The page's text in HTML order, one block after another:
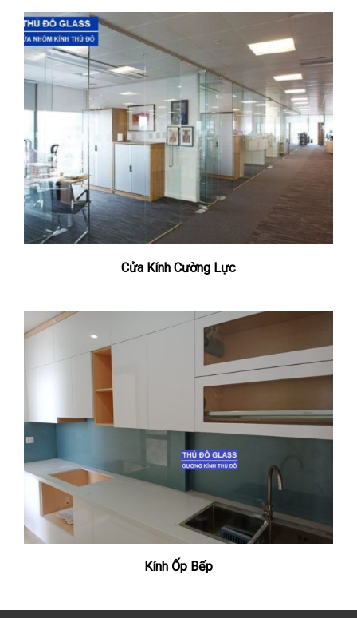
Cửa Kính Cường Lực
Kính Ốp Bếp